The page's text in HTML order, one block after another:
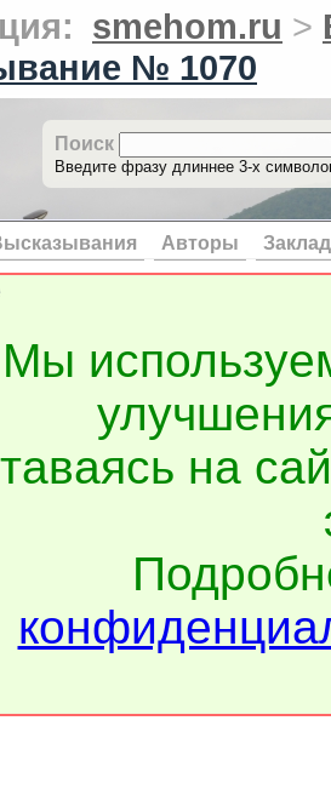
smehom.ru >
№ 1070
Поиск
Введите фразу длиннее 3-х
Авторы
Мы
на